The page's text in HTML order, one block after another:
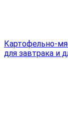
Картофельно-
для завтрака и